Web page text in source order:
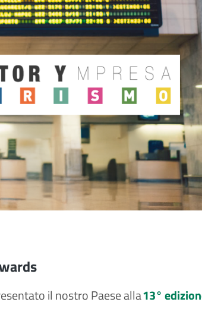
il nostro Paese alla13°